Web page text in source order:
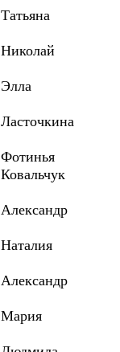
Татьяна
Николай
Элла
Ласточкина
Фотинья
Ковальчук
Александр
Наталия
Александр
Мария